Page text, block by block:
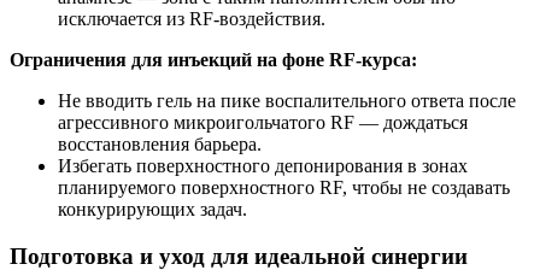
исключается из RF‑воздействия.
Ограничения для инъекций на фоне RF‑курса:
Не вводить гель на пике воспалительного ответа после
агрессивного микроигольчатого RF — дождаться
восстановления барьера.
Избегать поверхностного депонирования в зонах
планируемого поверхностного RF, чтобы не создавать
конкурирующих задач.
Подготовка и уход для идеальной синергии